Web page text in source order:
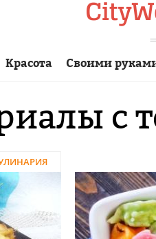
Красота Своими
с